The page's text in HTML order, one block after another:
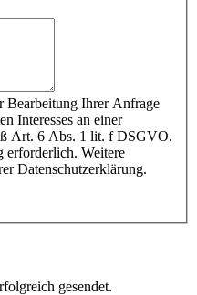
Bearbeitung Ihrer Anfrage
Interesses an einer
Art. 6 Abs. 1 lit. f DSGVO.
erforderlich. Weitere
Datenschutzerklärung.
gesendet.